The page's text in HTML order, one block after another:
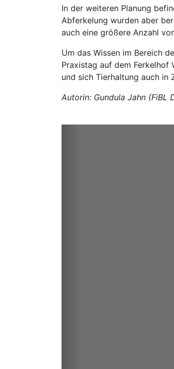
In der weiteren Planung
Abferkelung wurden aber
auch eine größere Anzahl
Um das Wissen im Bereich
Praxistag auf dem Ferkelhof
und sich Tierhaltung auch in
Autorin: Gundula Jahn (FiBL